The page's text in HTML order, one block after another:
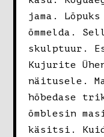
jama.
õmmelda.
skulptuur.
Kujurite
näitusele.
hõbedase
õmblesin
käsitsi.